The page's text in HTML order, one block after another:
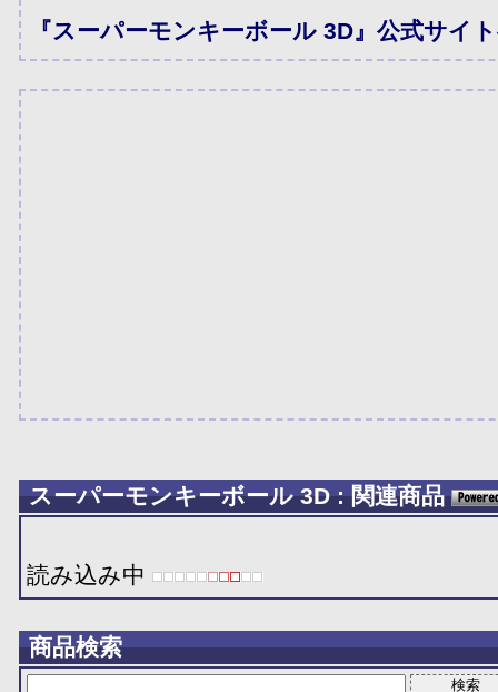
『スーパーモンキーボール 3D』公式サイ
スーパーモンキーボール 3D : 関連商品
読み込み中
商品検索